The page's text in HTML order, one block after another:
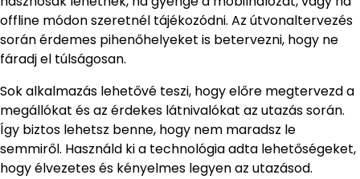
offline módon szeretnél tájékozódni. Az útvonaltervezés
során érdemes pihenőhelyeket is betervezni, hogy ne
fáradj el túlságosan.
Sok alkalmazás lehetővé teszi, hogy előre megtervezd a
megállókat és az érdekes látnivalókat az utazás során.
Így biztos lehetsz benne, hogy nem maradsz le
semmiről. Használd ki a technológia adta lehetőségeket,
hogy élvezetes és kényelmes legyen az utazásod.